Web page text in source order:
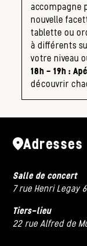
accompagne
nouvelle
tablette ou
à différents
votre niveau
18h – 19h :
découvrir
Adresses
Salle de concert
7 rue Henri Legay
Tiers-lieu
22 rue Alfred de